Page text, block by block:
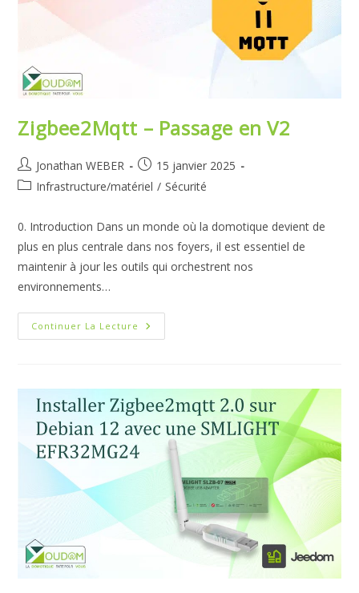
Zigbee2Mqtt – Passage en V2
Auteur/autrice
de
Jonathan WEBER
Publication
publiée :
15 janvier 2025
PostInfrastructure/matériel / Sécurité
0. Introduction Dans un monde où la domotique devient de
plus en plus centrale dans nos foyers, il est essentiel de
maintenir à jour les outils qui orchestrent nos
environnements…
Continuer La Lecture Zigbee2Mqtt
–